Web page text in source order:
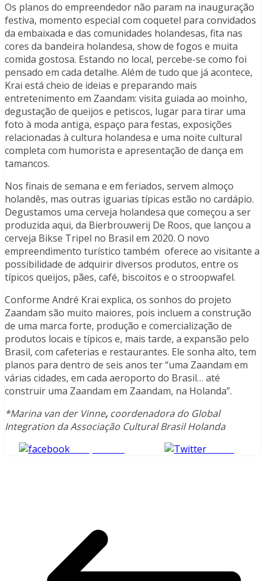
Os planos do empreendedor não param na inauguração
festiva, momento especial com coquetel para convidados
da embaixada e das comunidades holandesas, fita nas
cores da bandeira holandesa, show de fogos e muita
comida gostosa. Estando no local, percebe-se como foi
pensado em cada detalhe. Além de tudo que já acontece,
Krai está cheio de ideias e preparando mais
entretenimento em Zaandam: visita guiada ao moinho,
degustação de queijos e petiscos, lugar para tirar uma
foto à moda antiga, espaço para festas, exposições
relacionadas à cultura holandesa e uma noite cultural
completa com humorista e apresentação de dança em
tamancos.
Nos finais de semana e em feriados, servem almoço
holandês, mas outras iguarias típicas estão no cardápio.
Degustamos uma cerveja holandesa que começou a ser
produzida aqui, da Bierbrouwerij De Roos, que lançou a
cerveja Bikse Tripel no Brasil em 2020. O novo
empreendimento turístico também oferece ao visitante a
possibilidade de adquirir diversos produtos, entre os
típicos queijos, pães, café, biscoitos e o stroopwafel.
Conforme André Krai explica, os sonhos do projeto
Zaandam são muito maiores, pois incluem a construção
de uma marca forte, produção e comercialização de
produtos locais e típicos e, mais tarde, a expansão pelo
Brasil, com cafeterias e restaurantes. Ele sonha alto, tem
planos para dentro de seis anos ter “uma Zaandam em
várias cidades, em cada aeroporto do Brasil… até
construir uma Zaandam em Zaandam, na Holanda”.
*Marina van der Vinne, coordenadora do Global
Integration da Associação Cultural Brasil Holanda
Compartilhe